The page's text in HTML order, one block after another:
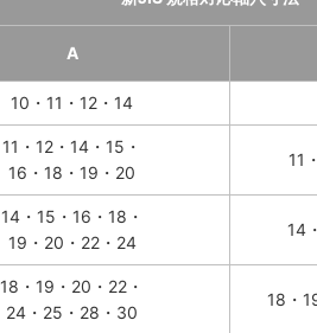
A
10・11・12・14
11・12・14・15・
16・18・19・20
11
14・15・16・18・
19・20・22・24
14
18・19・20・22・
24・25・28・30
18・